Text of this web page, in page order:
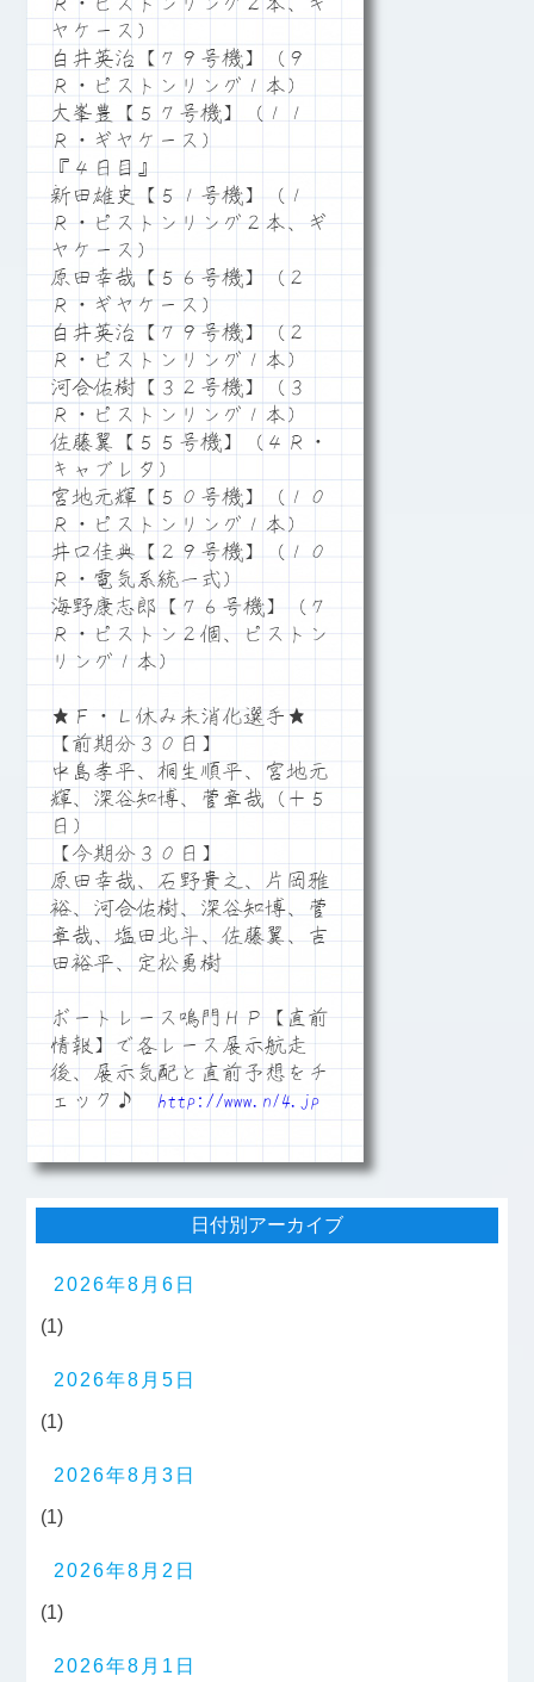
ヤケース）
白井英治【７９号機】（９
Ｒ・ピストンリング１本）
大峯豊【５７号機】（１１
Ｒ・ギヤケース）
『４日目』
新田雄史【５１号機】（１
Ｒ・ピストンリング２本、ギ
ヤケース）
原田幸哉【５６号機】（２
Ｒ・ギヤケース）
白井英治【７９号機】（２
Ｒ・ピストンリング１本）
河合佑樹【３２号機】（３
Ｒ・ピストンリング１本）
佐藤翼【５５号機】（４Ｒ・
キャブレタ）
宮地元輝【５０号機】（１０
Ｒ・ピストンリング１本）
井口佳典【２９号機】（１０
Ｒ・電気系統一式）
海野康志郎【７６号機】（７
Ｒ・ピストン２個、ピストン
リング１本）
★Ｆ・Ｌ休み未消化選手★
【前期分３０日】
中島孝平、桐生順平、宮地元
輝、深谷知博、菅章哉（＋５
日）
【今期分３０日】
原田幸哉、石野貴之、片岡雅
裕、河合佑樹、深谷知博、菅
章哉、塩田北斗、佐藤翼、吉
田裕平、定松勇樹
ボートレース鳴門ＨＰ【直前
情報】で各レース展示航走
後、展示気配と直前予想をチ
ェック♪ http://www.n14.jp
日付別アーカイブ
2026年8月6日
(1)
2026年8月5日
(1)
2026年8月3日
(1)
2026年8月2日
(1)
2026年8月1日